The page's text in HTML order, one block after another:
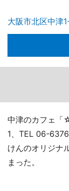
大阪市北区中津
中津のカフェ「
1、TEL 06-
けんのオリジナ
まった。